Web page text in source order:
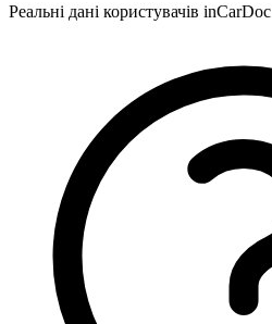
Реальні дані користувачів inCarDoc